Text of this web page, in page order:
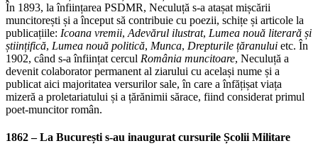
În 1893, la înființarea PSDMR, Neculuță s-a atașat mișcării
muncitorești și a început să contribuie cu poezii, schițe și articole la
publicațiile: Icoana vremii, Adevărul ilustrat, Lumea nouă literară și
științifică, Lumea nouă politică, Munca, Drepturile țăranului etc. În
1902, când s-a înființat cercul România muncitoare, Neculuță a
devenit colaborator permanent al ziarului cu același nume și a
publicat aici majoritatea versurilor sale, în care a înfățișat viața
mizeră a proletariatului și a țărănimii sărace, fiind considerat primul
poet-muncitor român.
1862 – La București s-au inaugurat cursurile Școlii Militare